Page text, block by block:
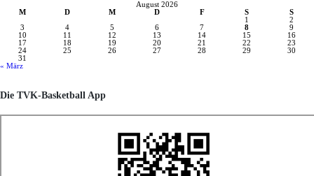
August 2026
M
D M D F S S
« März
1
2
3
4 5 6 7 8
9
10
11 12 13 14 15
16
17
18 19 20 21 22
23
24
25 26 27 28 29
30
31
Die TVK-Basketball App